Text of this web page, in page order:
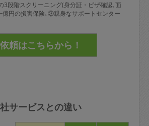
段階スクリーニング(身分証・ビザ確認､面
円の損害保険､③親身なサポートセンター
サービスとの違い